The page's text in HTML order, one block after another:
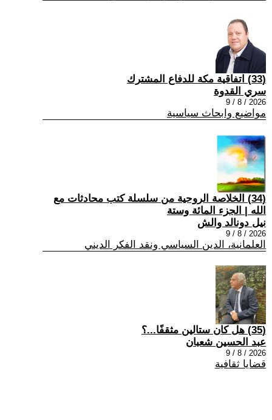
(33) اتفاقية مكة للدفاع المشترك
سري القدوة
2026 / 8 / 9
مواضيع وابحاث سياسية
(34) الخلاصة الروحية من سلسلة كتب محادثات مع
الله | الجزء المائة وستة
نيل دونالد والش
2026 / 8 / 9
العلمانية، الدين السياسي ونقد الفكر الديني
(35) هل كان ستالين مثقفًا...؟
عبد الحسين شعبان
2026 / 8 / 9
قضايا ثقافية